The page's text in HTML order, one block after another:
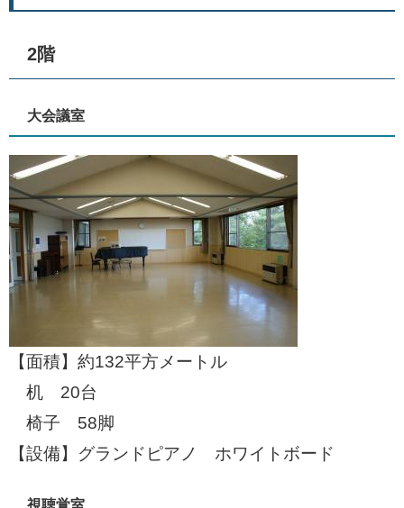
2階
大会議室
【面積】約132平方メートル
机 20台
椅子 58脚
【設備】グランドピアノ ホワイトボード